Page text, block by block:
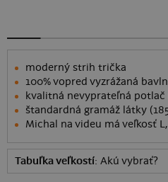
moderný strih trička
100% vopred vyzrážaná
kvalitná nevyprateľná
štandardná gramáž látky
Michal na videu má veľkosť
Tabuľka veľkostí: Akú vybrať?